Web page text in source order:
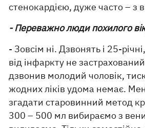
стенокардією, дуже часто – з
- Переважно люди похилого
- Зовсім ні. Дзвонять і 25-
від інфаркту не
дзвонив молодий чоловік,
жодних ліків удома немає.
згадати старовинний метод
300 – 500 мл вибираємо з